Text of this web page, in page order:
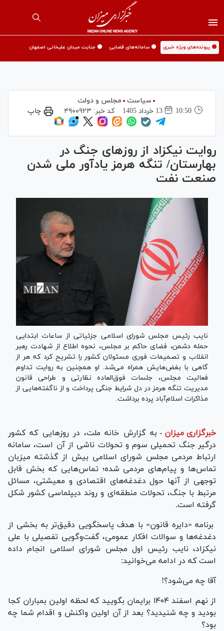
🟡 پرونده‌های ویژه خبری 🟡 سامانه‌های قضایی 🟡 جنایت میدان علیخانی اصفهان
سیاست
مجلس و دولت
10:50
13 خرداد 1405 کد خبر: ۴۹۰۰۹۲۳ چاپ
روایت نیکزاد از روز‌های جنگ در
بهارستان/ تنگه هرمز یادآور ملی شدن
صنعت نفت
نایب رئیس مجلس شورای اسلامی جزئیاتی از ساعات ابتدایی
حمله دشمن، فضای حاکم بر مجلس، نحوه اطلاع از شهادت رهبر
انقلاب و تصمیمات فوری مسئولان کشور را تشریح کرد که هر از
گاهی با بغض‌هایش همراه می‌شد. او همچنین به روایت تداوم
فعالیت مجلس، جلسات فوق‌العاده نظارتی و طراحی قانون
مدیریت تنگه هرمز در دل شرایط جنگی پرداخت و از ناگفته‌هایی از
مذاکرات اسلام‌آباد پرده برداشت.
خبرگزاری میزان - به گزارش خانه ملت، در روز‌هایی که کشور
درگیر جنگ تحمیلی سوم و تحولات ناشی از آن است، سامانه
ارتباط مردمی مجلس شورای اسلامی بیش از گذشته میزبان
تماس‌ها و پیام‌های مردمی شده؛ تماس‌هایی که بخش قابل
توجهی از آنها حول دغدغه‌های اقتصادی و معیشتی، مسائل
مرتبط با جنگ، تحولات منطقه‌ای و روند دیپلماسی کشور شکل
گرفته است.
برنامه «دایره قانون» با هدف پاسخگویی دقیق‌تر به بخشی از
دغدغه‌ها و سوالات افکار عمومی، گفت‌وگویی تفصیلی با علی
نیکزاد، نایب رئیس اول مجلس شورای اسلامی انجام داده
است که در ادامه می‌خوانید:
آقا چه می‌شود؟!
از نهم اسفند ۱۴۰۴ برایمان بگویید که لحظه اولین بمباران کجا
بودید و چه شنیدید؟ بعد از آن اولین واکنش و اقدام شما چه
بود؟